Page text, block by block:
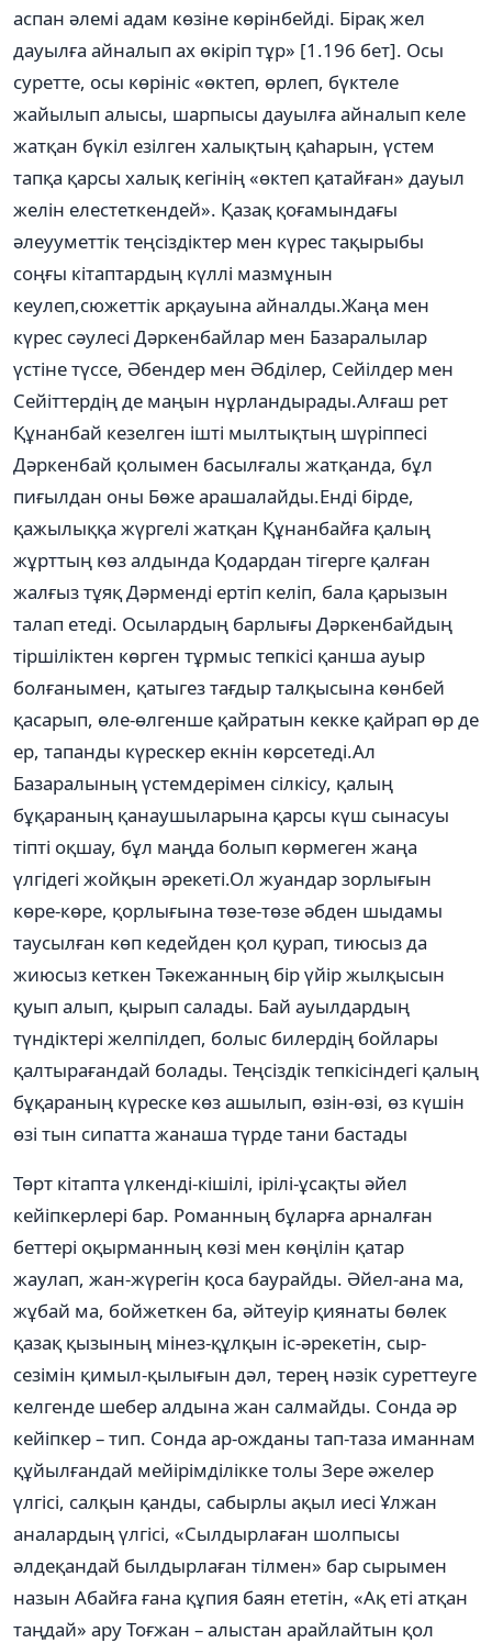
аспан әлемі адам көзіне көрінбейді. Бірақ жел
дауылға айналып ах өкіріп тұр» [1.196 бет]. Осы
суретте, осы көрініс «өктеп, өрлеп, бүктеле
жайылып алысы, шарпысы дауылға айналып келе
жатқан бүкіл езілген халықтың қаһарын, үстем
тапқа қарсы халық кегінің «өктеп қатайған» дауыл
желін елестеткендей». Қазақ қоғамындағы
әлеууметтік теңсіздіктер мен күрес тақырыбы
соңғы кітаптардың күллі мазмұнын
кеулеп,сюжеттік арқауына айналды.Жаңа мен
күрес сәулесі Дәркенбайлар мен Базаралылар
үстіне түссе, Әбендер мен Әбділер, Сейілдер мен
Сейіттердің де маңын нұрландырады.Алғаш рет
Құнанбай кезелген ішті мылтықтың шүріппесі
Дәркенбай қолымен басылғалы жатқанда, бұл
пиғылдан оны Бөже арашалайды.Енді бірде,
қажылыққа жүргелі жатқан Құнанбайға қалың
жұрттың көз алдында Қодардан тігерге қалған
жалғыз тұяқ Дәрменді ертіп келіп, бала қарызын
талап етеді. Осылардың барлығы Дәркенбайдың
тіршіліктен көрген тұрмыс тепкісі қанша ауыр
болғанымен, қатыгез тағдыр талқысына көнбей
қасарып, өле-өлгенше қайратын кекке қайрап өр де
ер, тапанды күрескер екнін көрсетеді.Ал
Базаралының үстемдерімен сілкісу, қалың
бұқараның қанаушыларына қарсы күш сынасуы
тіпті оқшау, бұл маңда болып көрмеген жаңа
үлгідегі жойқын әрекеті.Ол жуандар зорлығын
көре-көре, қорлығына төзе-төзе әбден шыдамы
таусылған көп кедейден қол қурап, тиюсыз да
жиюсыз кеткен Тәкежанның бір үйір жылқысын
қуып алып, қырып салады. Бай ауылдардың
түндіктері желпілдеп, болыс билердің бойлары
қалтырағандай болады. Теңсіздік тепкісіндегі қалың
бұқараның күреске көз ашылып, өзін-өзі, өз күшін
өзі тын сипатта жанаша түрде тани бастады
Төрт кітапта үлкенді-кішілі, ірілі-ұсақты әйел
кейіпкерлері бар. Романның бұларға арналған
беттері оқырманның көзі мен көңілін қатар
жаулап, жан-жүрегін қоса баурайды. Әйел-ана ма,
жұбай ма, бойжеткен ба, әйтеуір қиянаты бөлек
қазақ қызының мінез-құлқын іс-әрекетін, сыр-
сезімін қимыл-қылығын дәл, терең нәзік суреттеуге
келгенде шебер алдына жан салмайды. Сонда әр
кейіпкер – тип. Сонда ар-ожданы тап-таза иманнам
құйылғандай мейірімділікке толы Зере әжелер
үлгісі, салқын қанды, сабырлы ақыл иесі Ұлжан
аналардың үлгісі, «Сылдырлаған шолпысы
әлдеқандай былдырлаған тілмен» бар сырымен
назын Абайға ғана құпия баян ететін, «Ақ еті атқан
таңдай» ару Тоғжан – алыстан арайлайтын қол